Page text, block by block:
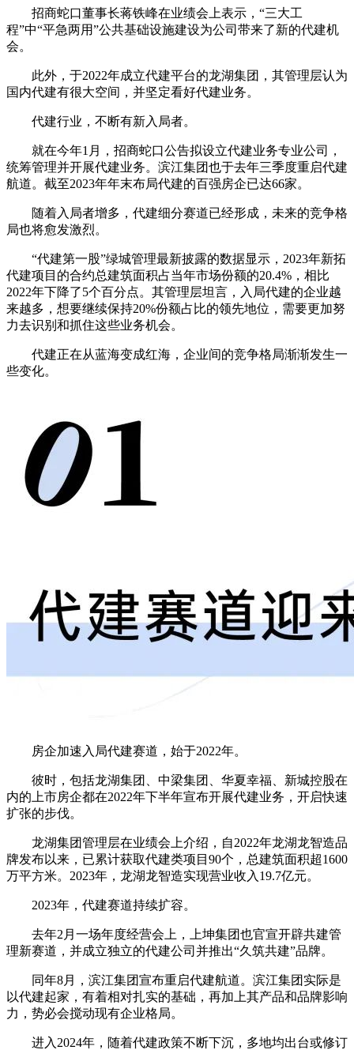
招商蛇口董事长蒋铁峰在业绩会上表示，“三大工
程”中“平急两用”公共基础设施建设为公司带来了新的代建机
会。
此外，于2022年成立代建平台的龙湖集团，其管理层认为
国内代建有很大空间，并坚定看好代建业务。
代建行业，不断有新入局者。
就在今年1月，招商蛇口公告拟设立代建业务专业公司，
统筹管理并开展代建业务。滨江集团也于去年三季度重启代建
航道。截至2023年年末布局代建的百强房企已达66家。
随着入局者增多，代建细分赛道已经形成，未来的竞争格
局也将愈发激烈。
“代建第一股”绿城管理最新披露的数据显示，2023年新拓
代建项目的合约总建筑面积占当年市场份额的20.4%，相比
2022年下降了5个百分点。其管理层坦言，入局代建的企业越
来越多，想要继续保持20%份额占比的领先地位，需要更加努
力去识别和抓住这些业务机会。
代建正在从蓝海变成红海，企业间的竞争格局渐渐发生一
些变化。
房企加速入局代建赛道，始于2022年。
彼时，包括龙湖集团、中梁集团、华夏幸福、新城控股在
内的上市房企都在2022年下半年宣布开展代建业务 ，开启快速
扩张的步伐。
龙湖集团管理层在业绩会上介绍，自2022年龙湖龙智造品
牌发布以来，已累计获取代建类项目90个，总建筑面积超1600
万平方米。2023年，龙湖龙智造实现营业收入19.7亿元。
2023年，代建赛道持续扩容。
去年2月一场年度经营会上， 上坤集团也官宣开辟共建管
理新赛道，并成立独立的代建公司并推出“久筑共建”品牌。
同年8月， 滨江集团宣布重启代建航道。 滨江集团实际是
以代建起家，有着相对扎实的基础，再加上其产品和品牌影响
力，势必会搅动现有企业格局。
进入2024年，随着代建政策不断下沉，多地均出台或修订